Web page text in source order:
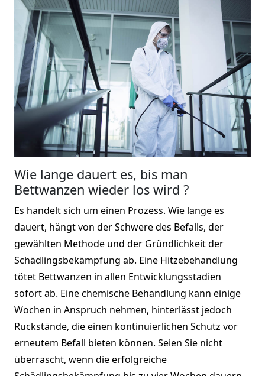
Wie lange dauert es, bis man
Bettwanzen wieder los wird ?
Es handelt sich um einen Prozess. Wie lange es
dauert, hängt von der Schwere des Befalls, der
gewählten Methode und der Gründlichkeit der
Schädlingsbekämpfung ab. Eine Hitzebehandlung
tötet Bettwanzen in allen Entwicklungsstadien
sofort ab. Eine chemische Behandlung kann einige
Wochen in Anspruch nehmen, hinterlässt jedoch
Rückstände, die einen kontinuierlichen Schutz vor
erneutem Befall bieten können. Seien Sie nicht
überrascht, wenn die erfolgreiche